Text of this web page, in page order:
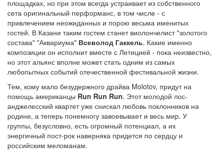
площадках, но при этом всегда устраивает из собственного
сета оригинальный перформанс, в том числе - с
привлечением неожиданных и порою весьма именитых
гостей. В Казани таким гостем станет виолончелист "золотого
состава" "Аквариума" Всеволод Гаккель. Какие именно
композиции он исполнит вместе с Летицией - пока неизвестно,
но этот альянс вполне может стать одним из самых
любопытных событий отечественной фестивальной жизни.
Тем, кому мало безудержного драйва Molotov, придут на
помощь американцы Run Run Run. Этот молодой лос-
анджелесский квартет уже снискал любовь поклонников на
родине, а теперь понемногу завоевывает и весь мир. У
группы, безусловно, есть огромный потенциал, а их
энергичный пост-рок наверняка придется по сердцу и
российским меломанам.